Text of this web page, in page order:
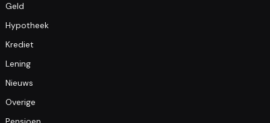
Geld
Hypotheek
Krediet
Lening
Nieuws
Overige